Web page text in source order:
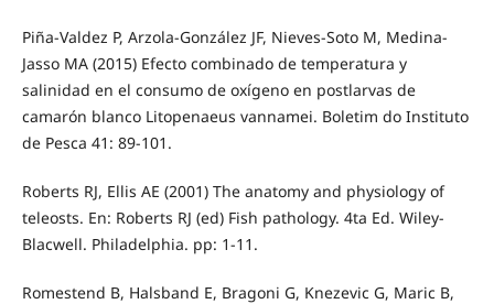
Piña-Valdez P, Arzola-González JF, Nieves-Soto M, Medina-
Jasso MA (2015) Efecto combinado de temperatura y
salinidad en el consumo de oxígeno en postlarvas de
camarón blanco Litopenaeus vannamei. Boletim do Instituto
de Pesca 41: 89-101.
Roberts RJ, Ellis AE (2001) The anatomy and physiology of
teleosts. En: Roberts RJ (ed) Fish pathology. 4ta Ed. Wiley-
Blacwell. Philadelphia. pp: 1-11.
Romestend B, Halsband E, Bragoni G, Knezevic G, Maric B,